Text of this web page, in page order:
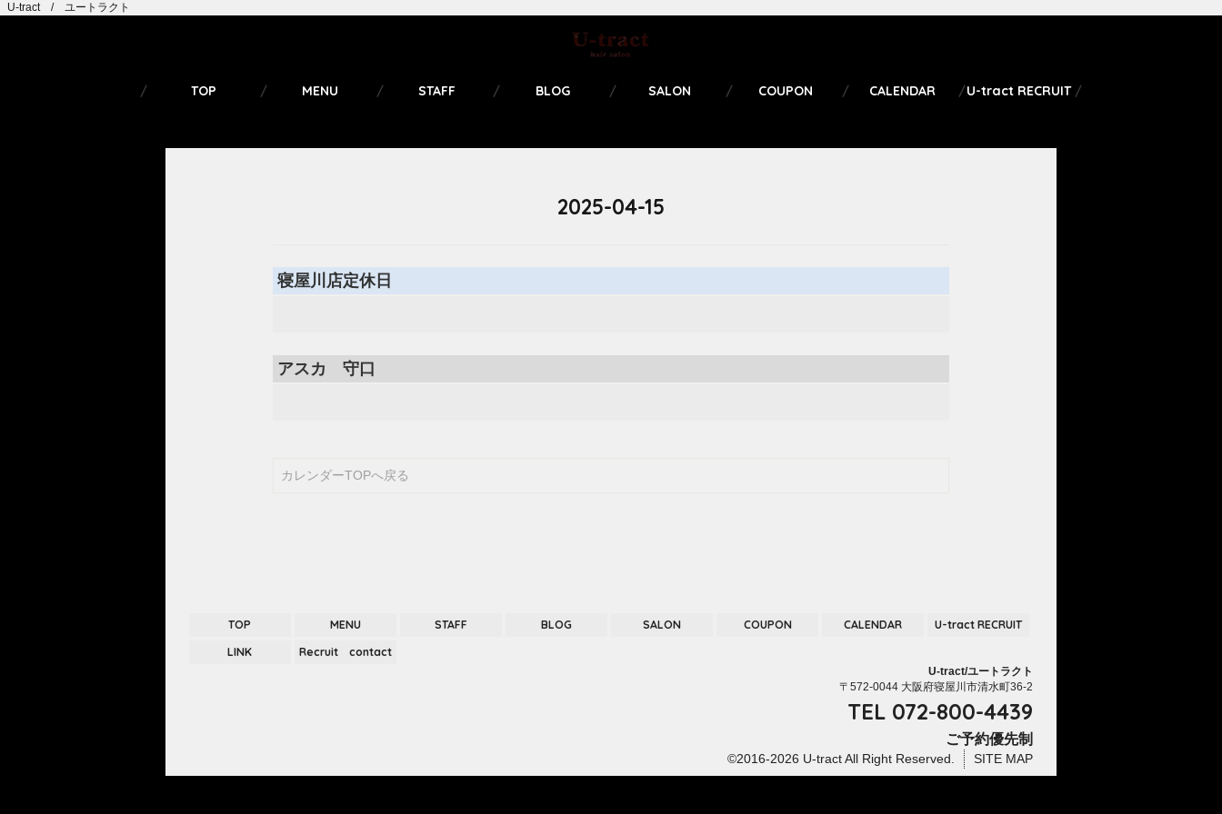
U-tract / ユートラクト
TOP MENU STAFF BLOG SALON COUPON CALENDAR U-tract RECRUIT
2025-04-15
寝屋川店定休日
アスカ 守口
カレンダーTOPへ戻る
TOP MENU STAFF BLOG SALON COUPON CALENDAR
U-tract RECRUIT
LINK
Recruit contact
U-tract/ユートラクト
〒572-0044 大阪府寝屋川市清水町36-2
TEL 072-800-4439
ご予約優先制
SITE MAP
©2016-2026 U-tractAll Right Reserved.